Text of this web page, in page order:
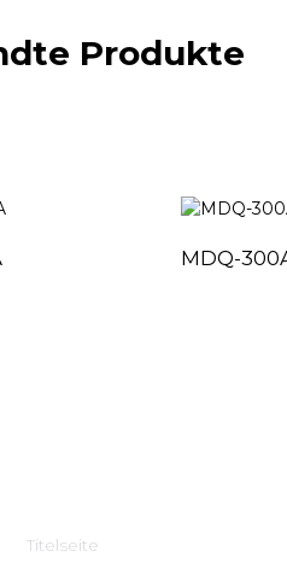
Produkte
MDQ-
Titelseite